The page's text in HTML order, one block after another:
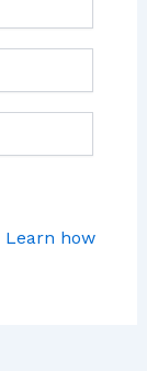
Learn how